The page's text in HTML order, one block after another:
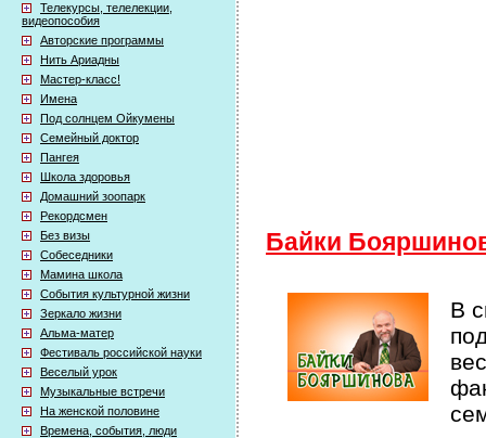
Телекурсы, телелекции,
видеопособия
Авторские программы
Нить Ариадны
Мастер-класс!
Имена
Под солнцем Ойкумены
Семейный доктор
Пангея
Школа здоровья
Домашний зоопарк
Рекордсмен
Без визы
Собеседники
Мамина школа
События культурной жизни
Зеркало жизни
Альма-матер
Фестиваль российской науки
Веселый урок
Музыкальные встречи
На женской половине
Времена, события, люди
Байки
В